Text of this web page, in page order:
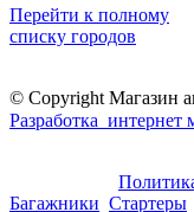
Перейти к полному
списку городов
© Copyright Магазин
Разработка интернет
Багажники Стартеры